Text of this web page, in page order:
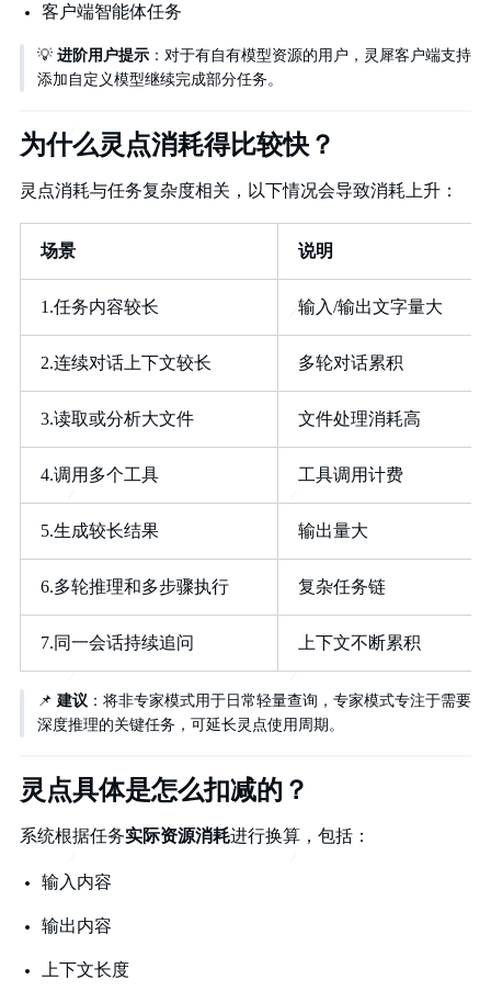
客户端智能体任务
💡 进阶用户提示 ：对于有自有模型资源的用户，灵犀客户端支持
添加自定义模型继续完成部分任务。
为什么灵点消耗得比较快？
灵点消耗与任务复杂度相关，以下情况会导致消耗上升：
场景 说明
1.任务内容较长 输入/输出文字量大
2.连续对话上下文较长 多轮对话累积
3.读取或分析大文件 文件处理消耗高
4.调用多个工具 工具调用计费
5.生成较长结果 输出量大
6.多轮推理和多步骤执行 复杂任务链
7.同一会话持续追问 上下文不断累积
📌 建议 ：将非专家模式用于日常轻量查询，专家模式专注于需要
深度推理的关键任务，可延长灵点使用周期。
灵点具体是怎么扣减的？
系统根据任务实际资源消耗进行换算，包括：
输入内容
输出内容
上下文长度